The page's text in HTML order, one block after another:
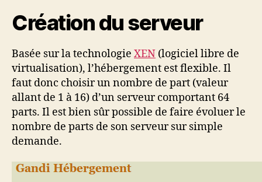
Création du serveur
Basée sur la technologie XEN (logiciel libre de
virtualisation), l’hébergement est flexible. Il
faut donc choisir un nombre de part (valeur
allant de 1 à 16) d’un serveur comportant 64
parts. Il est bien sûr possible de faire évoluer le
nombre de parts de son serveur sur simple
demande.